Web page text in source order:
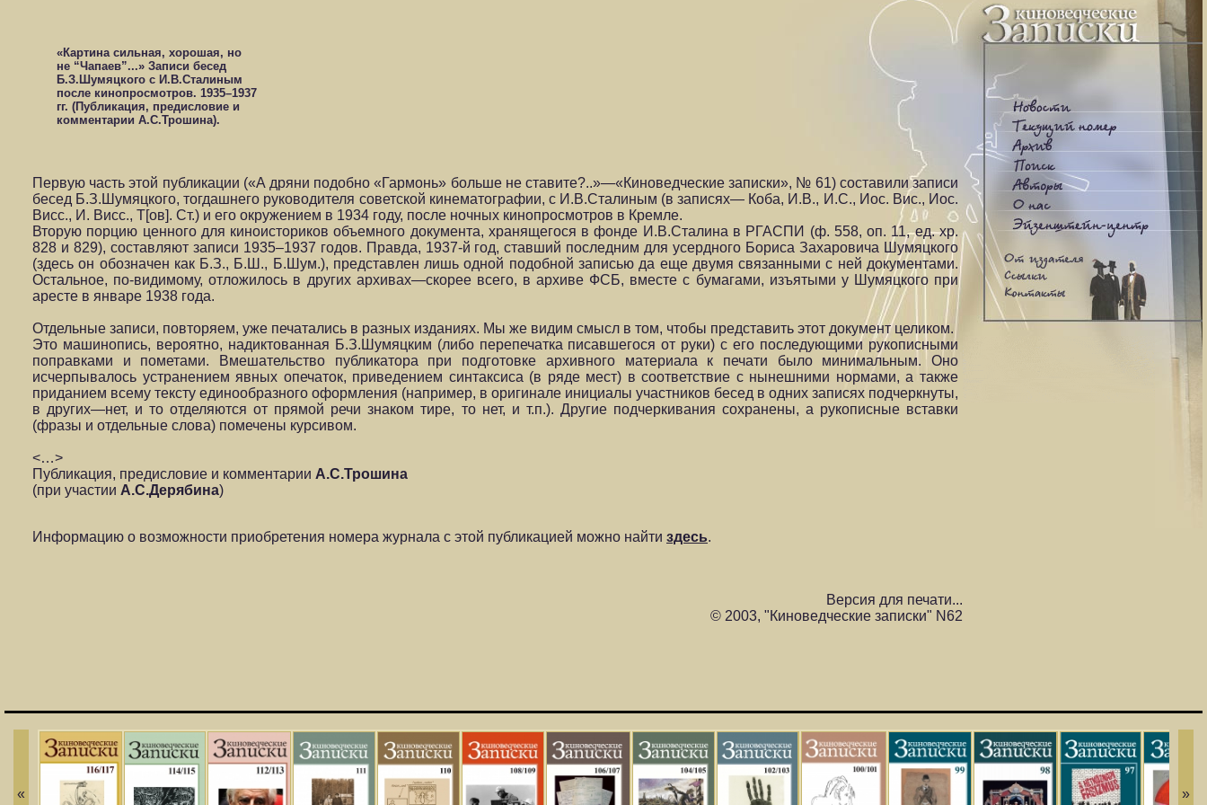
«Картина сильная, хорошая, но
не “Чапаев”...» Записи бесед
Б.З.Шумяцкого с И.В.Сталиным
после кинопросмотров. 1935–1937
гг. (Публикация, предисловие и
комментарии А.С.Трошина).
Первую часть этой публикации («А дряни подобно «Гармонь» больше не ставите?..»—«Киноведческие записки», № 61) составили записи
бесед Б.З.Шумяцкого, тогдашнего руководителя советской кинематографии, с И.В.Сталиным (в записях— Коба, И.В., И.С., Иос. Вис., Иос.
Висс., И. Висс., Т[ов]. Ст.) и его окружением в 1934 году, после ночных кинопросмотров в Кремле.
Вторую порцию ценного для киноисториков объемного документа, хранящегося в фонде И.В.Сталина в РГАСПИ (ф. 558, оп. 11, ед. хр.
828 и 829), составляют записи 1935–1937 годов. Правда, 1937-й год, ставший последним для усердного Бориса Захаровича Шумяцкого
(здесь он обозначен как Б.З., Б.Ш., Б.Шум.), представлен лишь одной подобной записью да еще двумя связанными с ней документами.
Остальное, по-видимому, отложилось в других архивах—скорее всего, в архиве ФСБ, вместе с бумагами, изъятыми у Шумяцкого при
аресте в январе 1938 года.
Отдельные записи, повторяем, уже печатались в разных изданиях. Мы же видим смысл в том, чтобы представить этот документ целиком.
Это машинопись, вероятно, надиктованная Б.З.Шумяцким (либо перепечатка писавшегося от руки) с его последующими рукописными
поправками и пометами. Вмешательство публикатора при подготовке архивного материала к печати было минимальным. Оно
исчерпывалось устранением явных опечаток, приведением синтаксиса (в ряде мест) в соответствие с нынешними нормами, а также
приданием всему тексту единообразного оформления (например, в оригинале инициалы участников бесед в одних записях подчеркнуты,
в других—нет, и то отделяются от прямой речи знаком тире, то нет, и т.п.). Другие подчеркивания сохранены, а рукописные вставки
(фразы и отдельные слова) помечены курсивом.
<…>
Публикация, предисловие и комментарии А.С.Трошина
(при участии А.С.Дерябина)
Информацию о возможности приобретения номера журнала с этой публикацией можно найти здесь.
Версия для печати...
© 2003, "Киноведческие записки" N62
« »